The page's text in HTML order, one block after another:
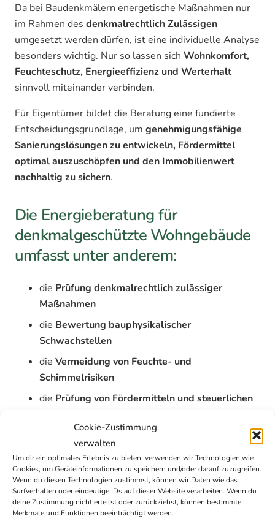
Cookie-Zustimmung
verwalten
Um dir ein optimales Erlebnis zu bieten, verwenden wir Technologien wie
Cookies, um Geräteinformationen zu speichern und/oder darauf zuzugreifen.
Wenn du diesen Technologien zustimmst, können wir Daten wie das
Surfverhalten oder eindeutige IDs auf dieser Website verarbeiten. Wenn du
deine Zustimmung nicht erteilst oder zurückziehst, können bestimmte
Merkmale und Funktionen beeinträchtigt werden.
Da bei Baudenkmälern energetische Maßnahmen nur
im Rahmen des denkmalrechtlich Zulässigen
umgesetzt werden dürfen, ist eine individuelle Analyse
besonders wichtig. Nur so lassen sich Wohnkomfort,
Feuchteschutz, Energieeffizienz und Werterhalt
sinnvoll miteinander verbinden.
Für Eigentümer bildet die Beratung eine fundierte
Entscheidungsgrundlage, um genehmigungsfähige
Sanierungslösungen zu entwickeln, Fördermittel
optimal auszuschöpfen und den Immobilienwert
nachhaltig zu sichern.
Die Energieberatung für
denkmalgeschützte Wohngebäude
umfasst unter anderem:
die Prüfung denkmalrechtlich zulässiger
Maßnahmen
die Bewertung bauphysikalischer
Schwachstellen
die Vermeidung von Feuchte- und
Schimmelrisiken
die Prüfung von Fördermitteln und steuerlichen
Priorisierung wirtschaftlich sinnvoller
Maßnahmen
Gerade bei historischen Wohngebäuden schafft eine
professionelle Beratung die Grundlage für
genehmigungsfähige Sanierungen, sicheren